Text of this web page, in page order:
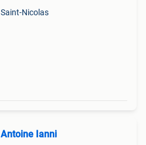
Saint-Nicolas
Antoine Ianni